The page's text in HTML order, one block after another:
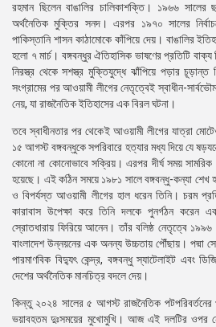
রহমান ছিলেন বাঙালির চালিকাশক্তি। ১৯৬৬
অর্থনৈতিক মুক্তির সনদ। এরপর ১৯৭০ সালের
পাকিস্তানি শাসন কাঠামোকে কাঁপিয়ে দেয়। বাঙালির
হলো ৭ মার্চ। বঙ্গবন্ধুর ঐতিহাসিক ভাষণের প্রতিটি
নিরস্ত্র থেকে সশস্ত্র মুক্তিযুদ্ধে ঝাঁপিয়ে পড়ার চূড়ান্ত
সংগ্রামের পর আওয়ামী লীগের নেতৃত্বেই স্বাধীন-
নেয়, যা রাজনৈতিক ইতিহাসের এক বিরল ঘটনা।
​তবে স্বাধীনতার পর থেকেই আওয়ামী লীগের যাত্রা
১৫ আগস্ট বঙ্গবন্ধুকে সপরিবারে হত্যার মধ্য দিয়ে যে
কোনো না কোনোভাবে সক্রিয়। এরপর দীর্ঘ সময়
হয়েছে। এই কঠিন সময়ে ১৯৮১ সালে বঙ্গবন্ধু-কন্যা শেখ
ও বিপর্যস্ত আওয়ামী লীগের হাল ধরেন তিনি। চরম
কারাবাস উপেক্ষা করে তিনি দলকে পুনর্গঠন করেন
স্রোতধারায় ফিরিয়ে আনেন। তাঁর বলিষ্ঠ নেতৃত্বে
বাংলাদেশ উন্নয়নের এক অনন্য উচ্চতায় পৌঁছায়। পদ্মা
পারমাণবিক বিদ্যুৎ কেন্দ্র, বঙ্গবন্ধু স্যাটেলাইট এবং
দেশের অর্থনৈতিক মানচিত্র বদলে দেয়।
​কিন্তু ২০২৪ সালের ৫ আগস্ট রাজনৈতিক
ভয়াবহতম দুঃসময়ের মুখোমুখি। আজ এই দলটির ওপর